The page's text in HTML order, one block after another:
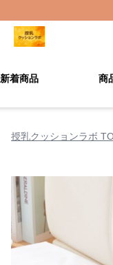
新着商品 商
授乳クッションラボ